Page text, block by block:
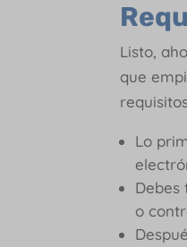
Listo,
que
Lo
o